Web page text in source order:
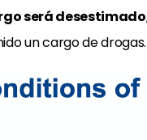
será desestimado
un cargo de drogas.